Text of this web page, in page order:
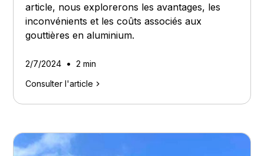
article, nous explorerons les avantages, les
inconvénients et les coûts associés aux
gouttières en aluminium.
2/7/2024 • 2 min
Consulter l'article